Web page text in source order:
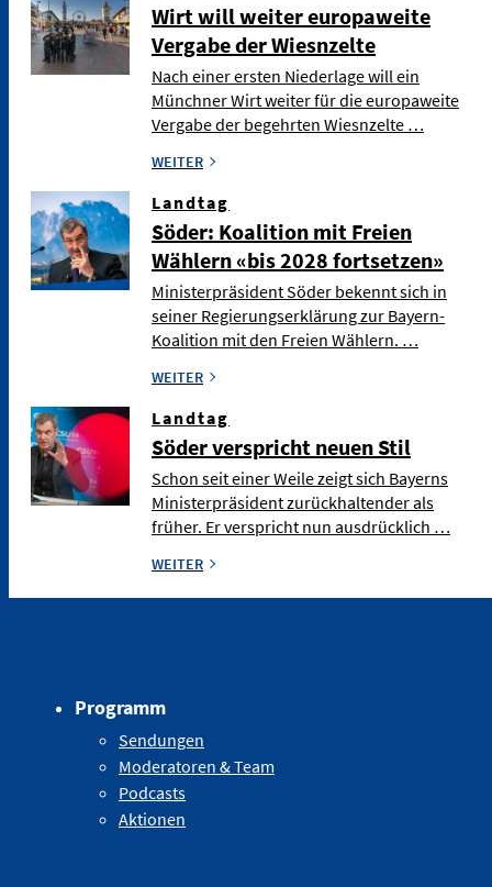
Wirt will weiter europaweite
Vergabe der Wiesnzelte
Nach einer ersten Niederlage will ein
Münchner Wirt weiter für die europaweite
Vergabe der begehrten Wiesnzelte …
WEITER
Landtag
Söder: Koalition mit Freien
Wählern «bis 2028 fortsetzen»
Ministerpräsident Söder bekennt sich in
seiner Regierungserklärung zur Bayern-
Koalition mit den Freien Wählern. …
WEITER
Landtag
Söder verspricht neuen Stil
Schon seit einer Weile zeigt sich Bayerns
Ministerpräsident zurückhaltender als
früher. Er verspricht nun ausdrücklich …
WEITER
Programm
Sendungen
Moderatoren & Team
Podcasts
Aktionen